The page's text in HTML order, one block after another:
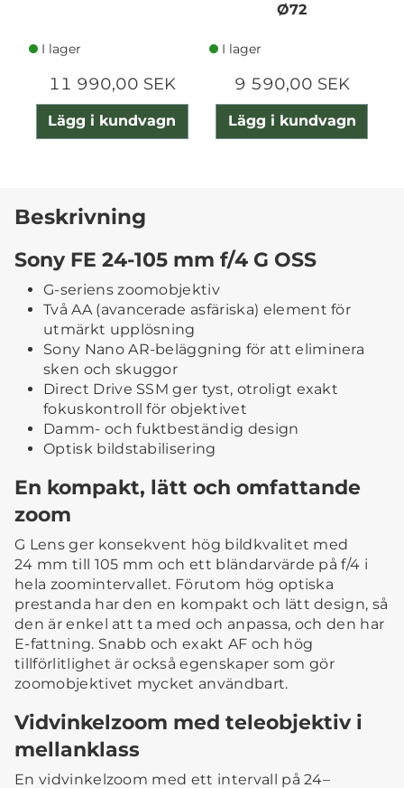
I lager
11 990,00 SEK
Lägg i kundvagn
Ø72
I lager
9 590,00 SEK
Lägg i kundvagn
Beskrivning
Sony FE 24-105 mm f/4 G OSS
G-seriens zoomobjektiv
Två AA (avancerade asfäriska) element för
utmärkt upplösning
Sony Nano AR-beläggning för att eliminera
sken och skuggor
Direct Drive SSM ger tyst, otroligt exakt
fokuskontroll för objektivet
Damm- och fuktbeständig design
Optisk bildstabilisering
En kompakt, lätt och omfattande
zoom
G Lens ger konsekvent hög bildkvalitet med
24 mm till 105 mm och ett bländarvärde på f/4 i
hela zoomintervallet. Förutom hög optiska
prestanda har den en kompakt och lätt design, så
den är enkel att ta med och anpassa, och den har
E-fattning. Snabb och exakt AF och hög
tillförlitlighet är också egenskaper som gör
zoomobjektivet mycket användbart.
Vidvinkelzoom med teleobjektiv i
mellanklass
En vidvinkelzoom med ett intervall på 24–